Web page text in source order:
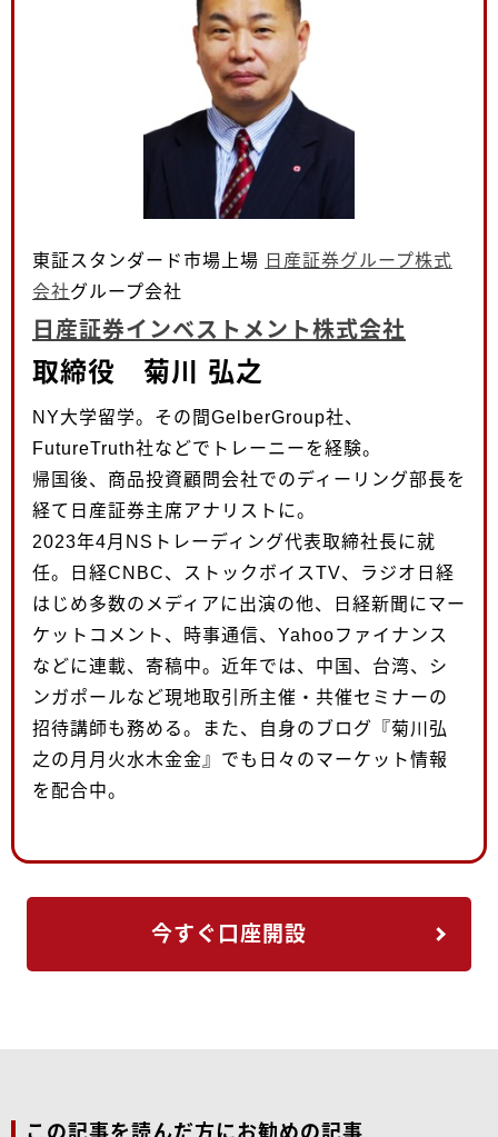
東証スタンダード市場上場 日産証券グループ株式
会社グループ会社
日産証券インベストメント株式会社
取締役 菊川 弘之
NY大学留学。その間GelberGroup社、
FutureTruth社などでトレーニーを経験。
帰国後、商品投資顧問会社でのディーリング部長を
経て日産証券主席アナリストに。
2023年4月NSトレーディング代表取締社長に就
任。日経CNBC、ストックボイスTV、ラジオ日経
はじめ多数のメディアに出演の他、日経新聞にマー
ケットコメント、時事通信、Yahooファイナンス
などに連載、寄稿中。近年では、中国、台湾、シ
ンガポールなど現地取引所主催・共催セミナーの
招待講師も務める。また、自身のブログ『菊川弘
之の月月火水木金金』でも日々のマーケット情報
を配合中。
今すぐ口座開設